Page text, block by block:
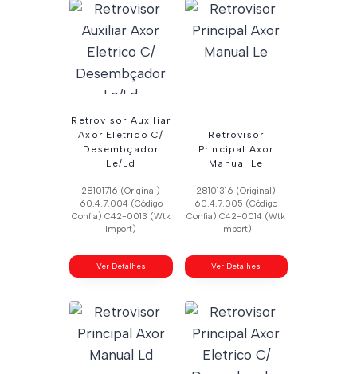
Retrovisor Auxiliar
Axor Eletrico C/
Desembçador
Le/Ld
28101716 (Original)
60.4.7.004 (Código
Confia) C42-0013 (Wtk
Import)
Ver Detalhes
Retrovisor
Principal Axor
Manual Le
28101316 (Original)
60.4.7.005 (Código
Confia) C42-0014 (Wtk
Import)
Ver Detalhes